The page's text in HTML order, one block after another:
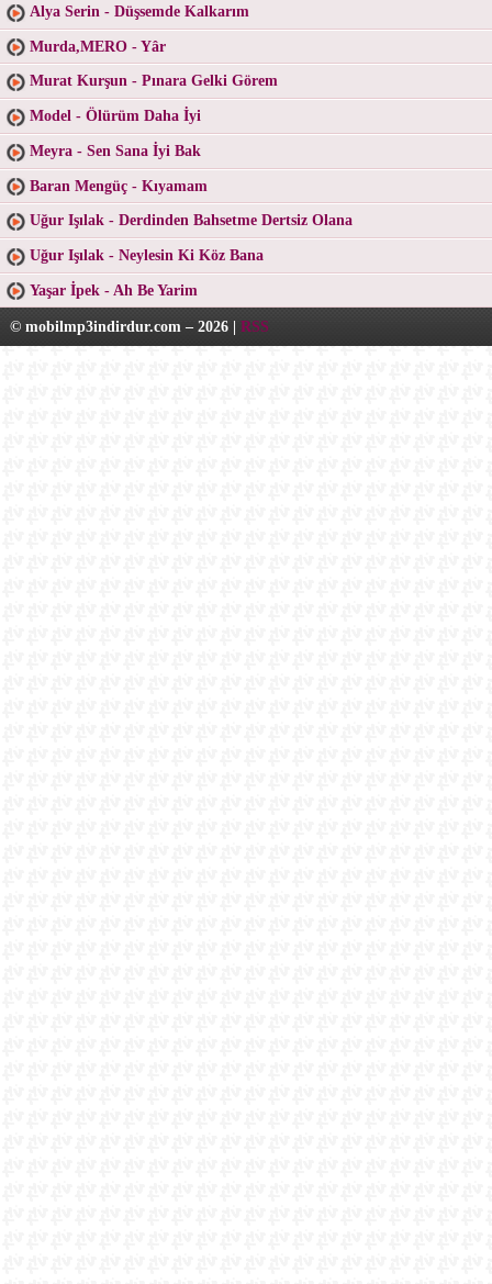
Alya Serin - Düşsemde Kalkarım
Murda,MERO - Yâr
Murat Kurşun - Pınara Gelki Görem
Model - Ölürüm Daha İyi
Meyra - Sen Sana İyi Bak
Baran Mengüç - Kıyamam
Uğur Işılak - Derdinden Bahsetme Dertsiz Olana
Uğur Işılak - Neylesin Ki Köz Bana
Yaşar İpek - Ah Be Yarim
© mobilmp3indirdur.com – 2026 | RSS